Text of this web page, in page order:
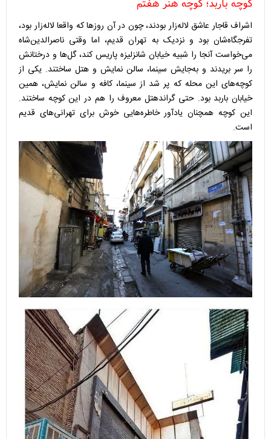
اشراف قاجار عاشق لاله‌زار بودند، چون در آن روزها که واقعا لاله‌زار بود،
تفرجگاه‌شان بود و نزدیک به تهران قدیم، اما وقتی ناصرالدین‌شاه
می‌خواست آنجا را شبیه خیابان شانزلیزه پاریس کند، گل‌ها و درختانش
را سر بریدند و به‌جایش سینما، سالن نمایش و هتل ساختند. یکی از
کوچه‌های این محله که پر شد از سینما، کافه و سالن نمایش، همین
خیابان باربد بود. حتی گراندهتل معروف را هم در این کوچه ساختند.
این کوچه همچنان یادآور خاطره‌هایی خوش برای تهرانی‌های قدیم
است. ‌